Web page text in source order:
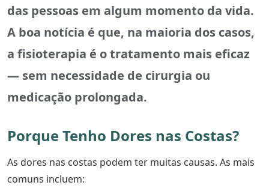
das pessoas em algum momento da vida.
A boa notícia é que, na maioria dos casos,
a fisioterapia é o tratamento mais eficaz
— sem necessidade de cirurgia ou
medicação prolongada.
Porque Tenho Dores nas Costas?
As dores nas costas podem ter muitas causas. As mais
comuns incluem: